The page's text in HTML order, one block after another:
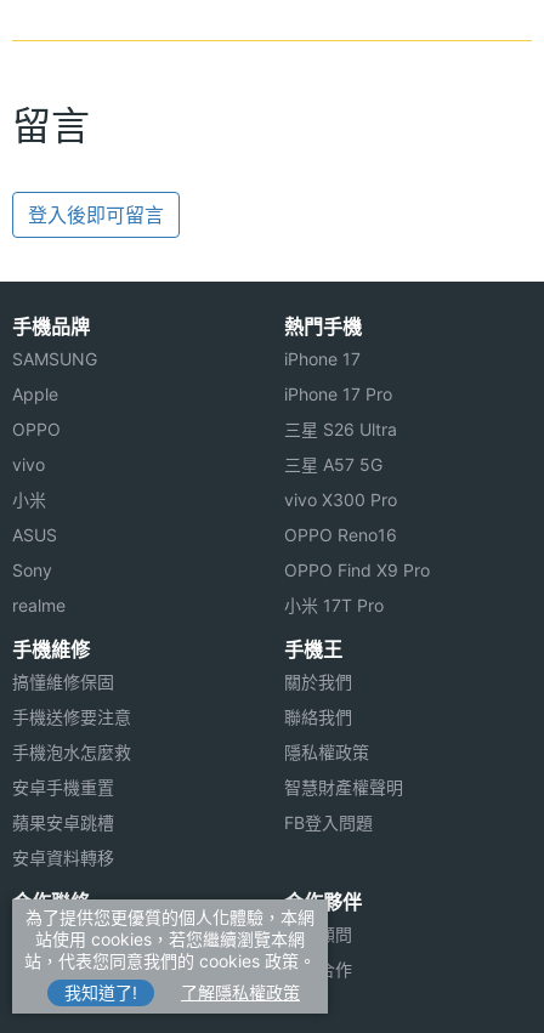
留言
登入後即可留言
手機品牌
SAMSUNG
Apple
OPPO
vivo
小米
ASUS
Sony
realme
熱門手機
iPhone 17
iPhone 17 Pro
三星 S26 Ultra
三星 A57 5G
vivo X300 Pro
OPPO Reno16
OPPO Find X9 Pro
小米 17T Pro
手機維修
搞懂維修保固
手機送修要注意
手機泡水怎麼救
安卓手機重置
蘋果安卓跳槽
安卓資料轉移
手機王
關於我們
聯絡我們
隱私權政策
智慧財產權聲明
FB登入問題
合作聯絡
廣告刊登
加入商店報價
新聞聯絡
合作夥伴
法律顧問
媒體合作
為了提供您更優質的個人化體驗，本網
站使用 cookies，若您繼續瀏覽本網
站，代表您同意我們的 cookies 政策。
我知道了!
了解隱私權政策